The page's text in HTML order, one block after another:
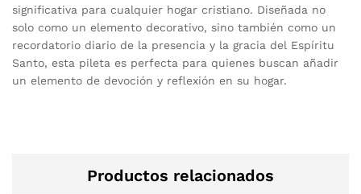
significativa para cualquier hogar cristiano. Diseñada no
solo como un elemento decorativo, sino también como un
recordatorio diario de la presencia y la gracia del Espíritu
Santo, esta pileta es perfecta para quienes buscan añadir
un elemento de devoción y reflexión en su hogar.
Productos relacionados